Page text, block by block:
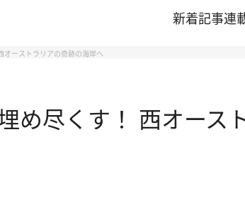
新着記事連
オーストラリアの奇跡の海岸へ
め尽くす！ 西オース